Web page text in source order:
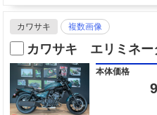
カワサキ 複数画像
カワサキ エリミネー
本体価格